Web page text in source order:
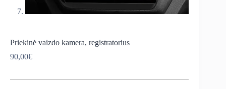
Priekinė vaizdo kamera, registratorius
90,00€